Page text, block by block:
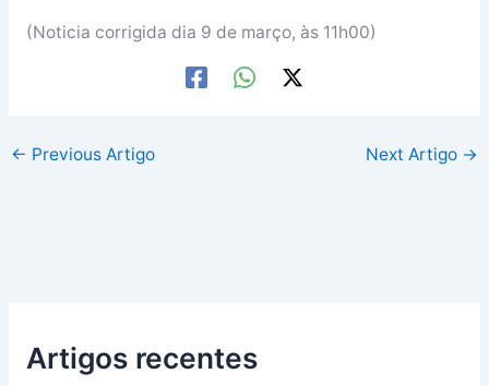
(Noticia corrigida dia 9 de março, às 11h00)
← Previous Artigo Next Artigo →
Artigos recentes